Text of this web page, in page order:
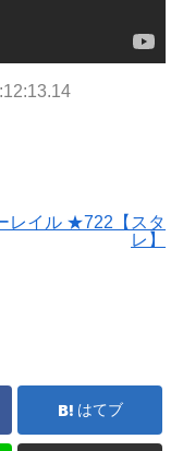
レイル ★722【スタ
レ】
はてブ